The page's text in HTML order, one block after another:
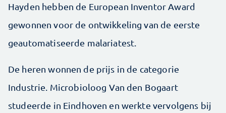
Hayden hebben de European Inventor Award
gewonnen voor de ontwikkeling van de eerste
geautomatiseerde malariatest.
De heren wonnen de prijs in de categorie
Industrie. Microbioloog Van den Bogaart
studeerde in Eindhoven en werkte vervolgens bij